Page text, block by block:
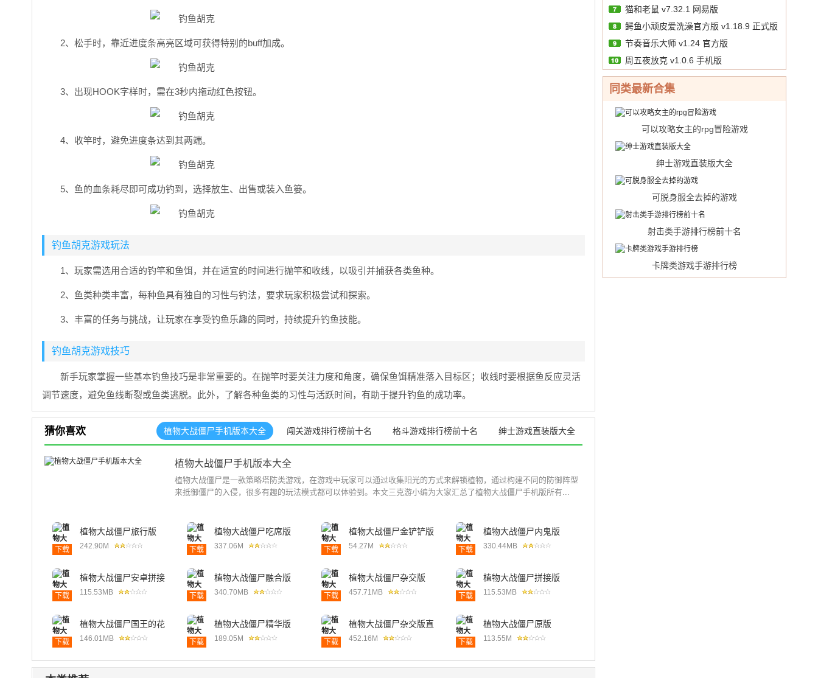
2、松手时，靠近进度条高亮区域可获得特别的buff加成。
3、出现HOOK字样时，需在3秒内拖动红色按钮。
4、收竿时，避免进度条达到其两端。
5、鱼的血条耗尽即可成功钓到，选择放生、出售或装入鱼篓。
钓鱼胡克游戏玩法
1、玩家需选用合适的钓竿和鱼饵，并在适宜的时间进行抛竿和收线，以吸引并捕获各类鱼种。
2、鱼类种类丰富，每种鱼具有独自的习性与钓法，要求玩家积极尝试和探索。
3、丰富的任务与挑战，让玩家在享受钓鱼乐趣的同时，持续提升钓鱼技能。
钓鱼胡克游戏技巧
新手玩家掌握一些基本钓鱼技巧是非常重要的。在抛竿时要关注力度和角度，确保鱼饵精准落入目标区；收线时要根据鱼反应灵活
调节速度，避免鱼线断裂或鱼类逃脱。此外，了解各种鱼类的习性与活跃时间，有助于提升钓鱼的成功率。
猜你喜欢 植物大战僵尸手机版本大全 闯关游戏排行榜前十名 格斗游戏排行榜前十名 绅士游戏直装版大全
植物大战僵尸手机版本大全
植物大战僵尸是一款策略塔防类游戏，在游戏中玩家可以通过收集阳光的方式来解锁植物，通过构建不同的防御阵型
来抵御僵尸的入侵，很多有趣的玩法模式都可以体验到。本文三克游小编为大家汇总了植物大战僵尸手机版所有...
下载
植物大战僵尸旅行版
242.90M 下载
植物大战僵尸吃席版
337.06M 下载
植物大战僵尸金铲铲版
54.27M 下载
植物大战僵尸内鬼版
330.44MB
下载
植物大战僵尸安卓拼接
版
115.53MB 下载
植物大战僵尸融合版
340.70MB 下载
植物大战僵尸杂交版
457.71MB 下载
植物大战僵尸拼接版
115.53MB
下载
植物大战僵尸国王的花
园
146.01MB 下载
植物大战僵尸精华版
189.05M 下载
植物大战僵尸杂交版直
装版
452.16M 下载
植物大战僵尸原版
113.55M
猫和老鼠 v7.32.1 网易版
鳄鱼小顽皮爱洗澡官方版 v1.18.9 正式版
节奏音乐大师 v1.24 官方版
周五夜放克 v1.0.6 手机版
同类最新合集
可以攻略女主的rpg冒险游戏
绅士游戏直装版大全
可脱身服全去掉的游戏
射击类手游排行榜前十名
卡牌类游戏手游排行榜